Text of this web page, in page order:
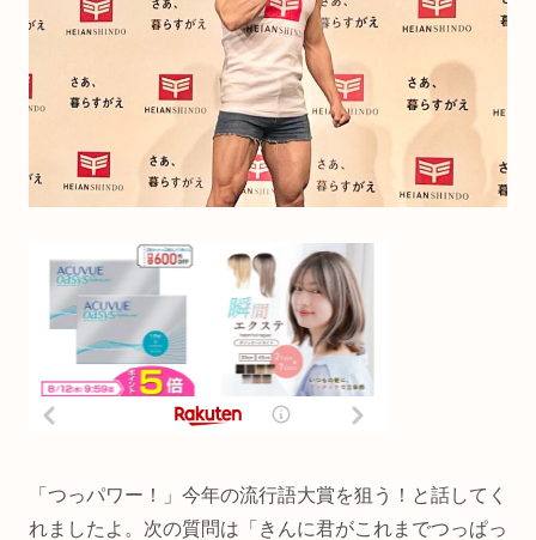
「つっパワー！」今年の流行語大賞を狙う！と話してく
れましたよ。次の質問は「きんに君がこれまでつっぱっ